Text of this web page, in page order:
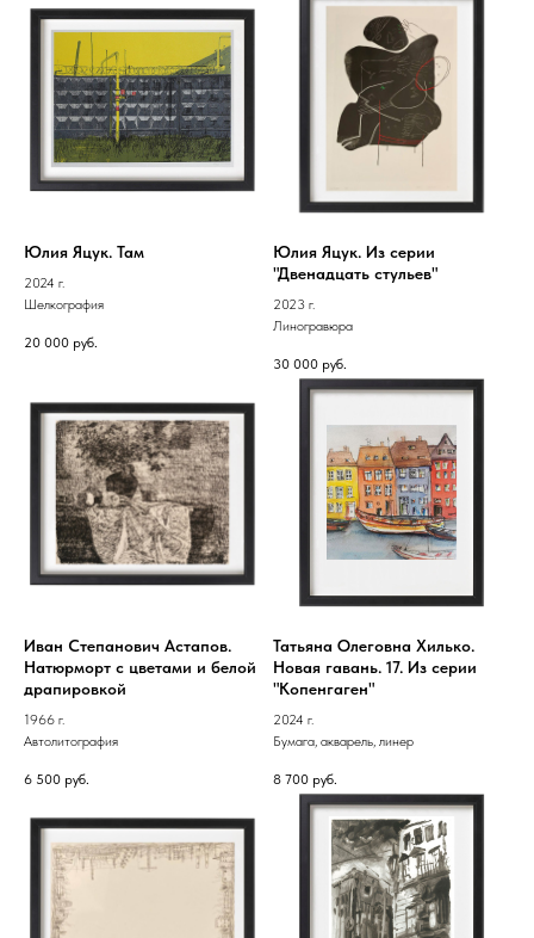
Юлия Яцук. Там
2024 г.
Шелкография
20 000 руб.
Юлия Яцук. Из серии
"Двенадцать стульев"
2023 г.
Линогравюра
30 000 руб.
Иван Степанович Астапов.
Натюрморт с цветами и белой
драпировкой
1966 г.
Автолитография
6 500 руб.
Татьяна Олеговна Хилько.
Новая гавань. 17. Из серии
"Копенгаген"
2024 г.
Бумага, акварель, линер
8 700 руб.